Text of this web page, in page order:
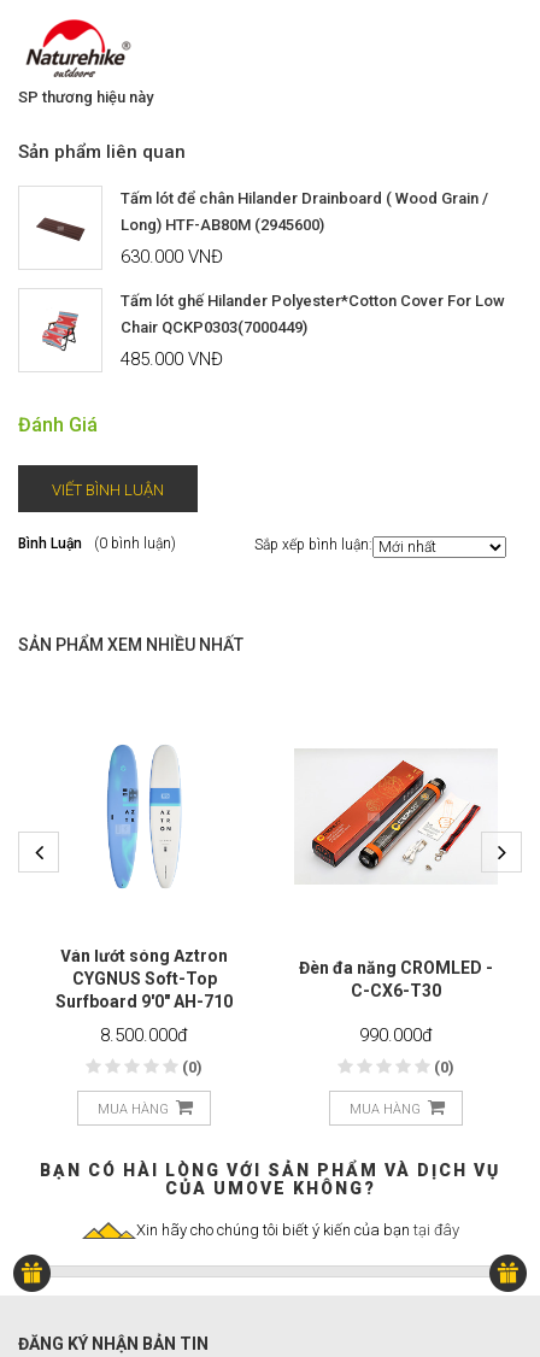
SP thương hiệu này
Sản phẩm liên quan
Tấm lót để chân Hilander Drainboard ( Wood Grain /
Long) HTF-AB80M (2945600)
630.000 VNĐ
Tấm lót ghế Hilander Polyester*Cotton Cover For Low
Chair QCKP0303(7000449)
485.000 VNĐ
Đánh Giá
VIẾT BÌNH LUẬN
Bình Luận (0 bình luận) Sắp xếp bình luận:
SẢN PHẨM XEM NHIỀU NHẤT
Ván lướt sóng Aztron
CYGNUS Soft-Top
Surfboard 9'0" AH-710
8.500.000đ
(0)
MUA HÀNG
Đèn đa năng CROMLED -
C-CX6-T30
990.000đ
(0)
MUA HÀNG
BẠN CÓ HÀI LÒNG VỚI SẢN PHẨM VÀ DỊCH VỤ
CỦA UMOVE KHÔNG?
Xin hãy cho chúng tôi biết ý kiến của bạn tại đây
ĐĂNG KÝ NHẬN BẢN TIN